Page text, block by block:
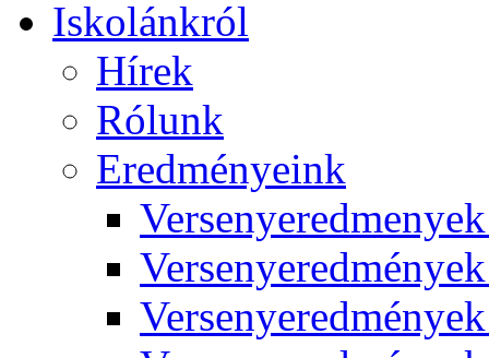
Iskolánkról
Hírek
Rólunk
Eredményeink